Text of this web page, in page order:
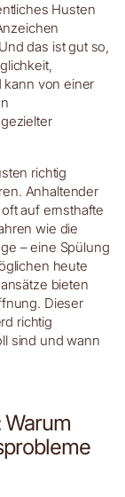
Husten
das ist gut so,
kann von einer
richtig
Anhaltender
auf ernsthafte
wie die
– eine Spülung
heute
bieten
Dieser
richtig
sind und wann